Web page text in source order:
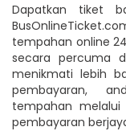
Dapatkan tiket
tempahan online
secara percuma
menikmati lebih
pembayaran,
tempahan
pembayaran